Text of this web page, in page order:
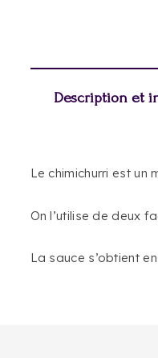
Description et
Le chimichurri est un
On l’utilise de deux
La sauce s’obtient